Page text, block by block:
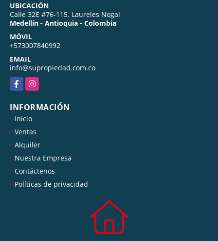
UBICACIÓN
Calle 32E #76-115. Laureles Nogal
Medellín - Antioquia - Colombia
MÓVIL
+573007840992
EMAIL
info@supropiedad.com.co
FacebookInstagram
INFORMACIÓN
Inicio
Ventas
Alquiler
Nuestra Empresa
Contáctenos
Políticas de privacidad